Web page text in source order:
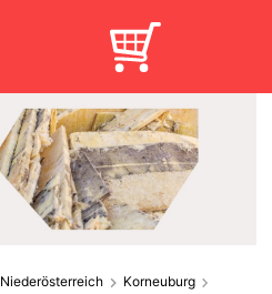
Niederösterreich
Korneuburg